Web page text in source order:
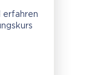
erfahren